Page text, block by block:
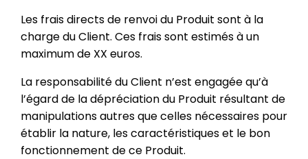
Les frais directs de renvoi du Produit sont à la
charge du Client. Ces frais sont estimés à un
maximum de XX euros.
La responsabilité du Client n’est engagée qu’à
l’égard de la dépréciation du Produit résultant de
manipulations autres que celles nécessaires pour
établir la nature, les caractéristiques et le bon
fonctionnement de ce Produit.